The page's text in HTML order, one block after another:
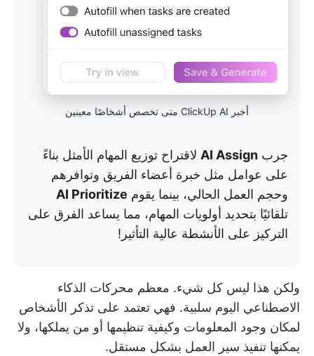
أخبر ClickUp AI متى تخصص أشخاصًا معينين
جرب AI Assign لاقتراح توزيع المهام الأمثل بناءً
على عوامل مثل خبرة أعضاء الفريق وتوافرهم
وحجم العمل الحالي، بينما يقوم AI Prioritize
تلقائيًا بتحديد أولويات المهام، مما يساعد الفرق على
التركيز على الأنشطة عالية التأثير!
ولكن هذا ليس كل شيء. معظم محركات الذكاء
الاصطناعي اليوم سلبية. فهي تعتمد على تذكر الأشخاص
لمكان وجود المعلومات وكيفية تنظيمها أو من يملكها، ولا
يمكنها تنفيذ سير العمل بشكل مستقل.